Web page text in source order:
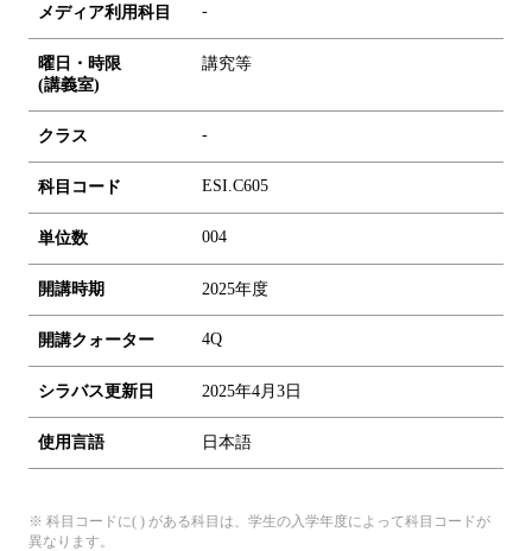
メディア利用科目 -
曜日・時限
(講義室)
講究等
クラス -
科目コード ESI.C605
単位数 004
開講時期 2025年度
開講クォーター 4Q
シラバス更新日 2025年4月3日
使用言語 日本語
※ 科目コードに( ) がある科目は、学生の入学年度によって科目コードが
異なります。